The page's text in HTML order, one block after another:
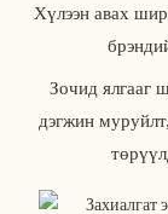
Хүлээн авах
Зочид ялгааг
дэгжин